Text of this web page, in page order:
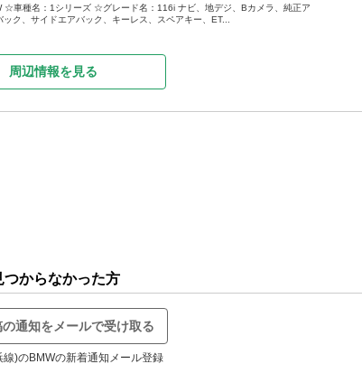
車種名：1シリーズ ☆グレード名：116i ナビ、地デジ、Bカメラ、純正ア
ク、サイドエアバック、キーレス、スペアキー、ET...
周辺情報を見る
からなかった方
通知をメールで受け取る
線)のBMWの新着通知メール登録